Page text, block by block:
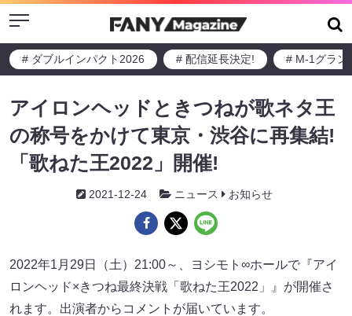
Menu
# ダブルインパクト2026 # 配信延長決定! # M-1グラン
アイロンヘッドときつねが歌ネタ王
の称号をかけて東京・渋谷に再集結!
「歌ねた王2022」開催!
2021-12-24 ニュース お知らせ
2022年1月29日（土）21:00～、ヨシモト∞ホールで『アイ
ロンヘッド×きつね最終決戦「歌ねた王2022」』が開催さ
れます。出演者からコメントが届いています。